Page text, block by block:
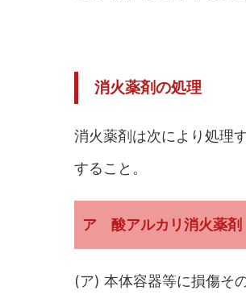
消火薬剤の処理
消火薬剤は次により処理
すること。
ア 酸アルカリ消火薬剤
(ア) 本体容器等に損傷そ